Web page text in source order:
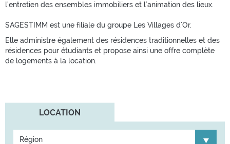
l'entretien des ensembles immobiliers et l'animation des lieux.
SAGESTIMM est une filiale du groupe Les Villages d'Or.
Elle administre également des résidences traditionnelles et des
résidences pour étudiants et propose ainsi une offre complète
de logements à la location.
LOCATION
Région